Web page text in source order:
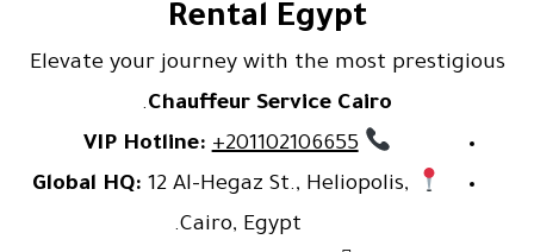
Rental Egypt
Elevate your journey with the most prestigious
Chauffeur Service Cairo
.
VIP Hotline: +201102106655
Global HQ: 12 Al-Hegaz St., Heliopolis,
Cairo, Egypt.